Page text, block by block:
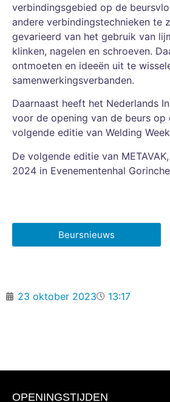
verbindingsgebied op de
andere verbindingstechnieken te
gevarieerd van het gebruik van
klinken, nagelen en schroeven.
ontmoeten en ideeën uit te
samenwerkingsverbanden.
Daarnaast heeft het Nederlands
voor de opening van de beurs
volgende editie van Welding
De volgende editie van
2024 in Evenementenhal
Beursnieuws
23 oktober 2023 13:17
OPENINGSTIJDEN